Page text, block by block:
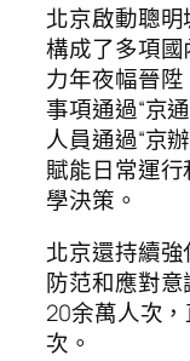
北京啟動聰明
構成了多項
力年夜幅晉
事項通過“京
人員通過“京
賦能日常運行
學決策。
北京還持續
防范和應對
20余萬人次
次。